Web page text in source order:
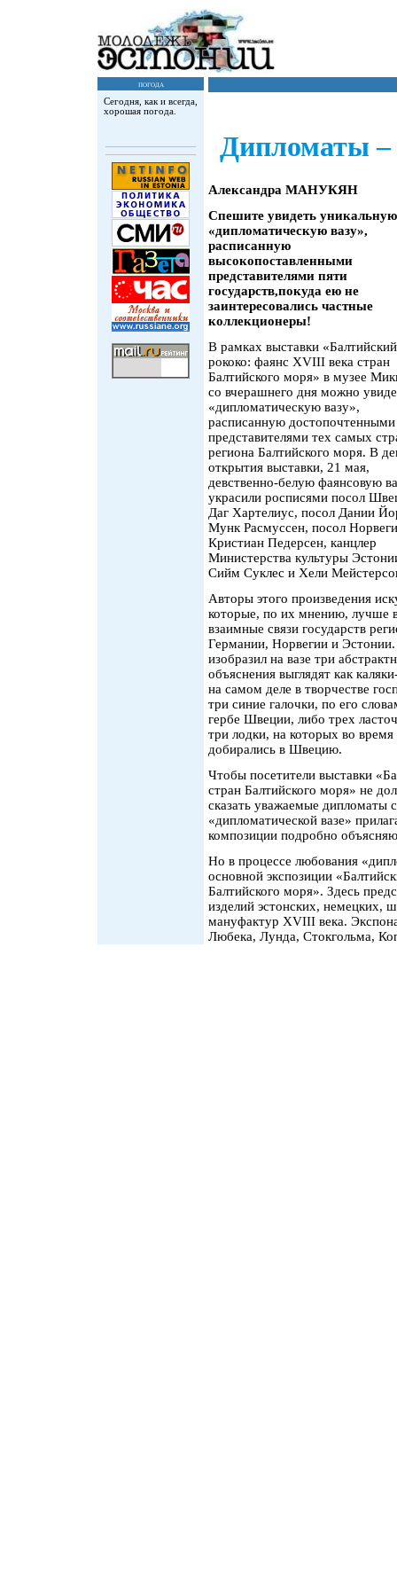
погода
Сегодня, как и всегда,
хорошая погода.
Дипломаты –
Александра МАНУКЯН
Спешите увидеть уникальную
«дипломатическую вазу»,
расписанную
высокопоставленными
представителями пяти
государств,покуда ею не
заинтересовались частные
коллекционеры!
В рамках выставки
рококо: фаянс XVIII века стран
Балтийского моря» в музее
со вчерашнего дня можно
«дипломатическую вазу»,
расписанную достопочтенными
представителями тех самых
региона Балтийского моря. В
открытия выставки, 21 мая,
девственно-белую фаянсовую
украсили росписями посол
Даг Хартелиус, посол Дании
Мунк Расмуссен, посол
Кристиан Педерсен, канцлер
Министерства культуры
Сийм Суклес и Хели
Авторы этого произведения
которые, по их мнению, лучше
взаимные связи государств
Германии, Норвегии и
изобразил на вазе три
объяснения выглядят как
на самом деле в творчестве
три синие галочки, по его
гербе Швеции, либо трех
три лодки, на которых во
добирались в Швецию.
Чтобы посетители выставки
стран Балтийского моря» не
сказать уважаемые дипломаты
«дипломатической вазе»
композиции подробно
Но в процессе любования
основной экспозиции
Балтийского моря». Здесь
изделий эстонских, немецких,
мануфактур XVIII века.
Любека, Лунда, Стокгольма,